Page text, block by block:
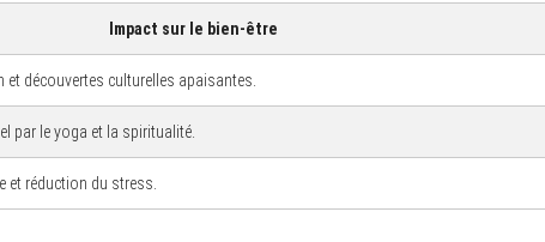
Impact sur le bien-être
et découvertes culturelles apaisantes.
par le yoga et la spiritualité.
et réduction du stress.